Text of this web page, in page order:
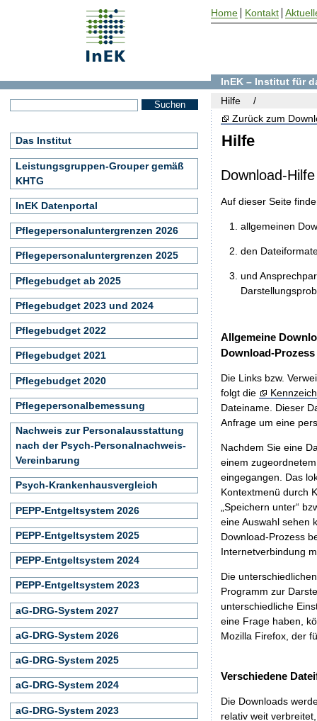
Hilfe
Zurück zum
Download-Hilfe
Auf dieser Seite
allgemeinen
den
und
Allgemeine
Download-Prozess
Die Links bzw.
folgt die
Dateiname. Dieser
Anfrage um eine
Nachdem Sie eine
einem
eingegangen. Das
Kontextmenü durch
„Speichern unter“
eine Auswahl sehen
Download-Prozess
Internetverbindung
Die
Programm zur
unterschiedliche
eine Frage haben,
Mozilla Firefox, der
Verschiedene
Die Downloads
relativ weit
InEK – Institut für
Hilfe
Das Institut
Leistungsgruppen-Grouper gemäß
KHTG
InEK Datenportal
Pflegepersonaluntergrenzen 2026
Pflegepersonaluntergrenzen 2025
Pflegebudget ab 2025
Pflegebudget 2023 und 2024
Pflegebudget 2022
Pflegebudget 2021
Pflegebudget 2020
Pflegepersonalbemessung
Nachweis zur Personalausstattung
nach der Psych-Personalnachweis-
Vereinbarung
Psych-Krankenhausvergleich
PEPP-Entgeltsystem 2026
PEPP-Entgeltsystem 2025
PEPP-Entgeltsystem 2024
PEPP-Entgeltsystem 2023
aG-DRG-System 2027
aG-DRG-System 2026
aG-DRG-System 2025
aG-DRG-System 2024
aG-DRG-System 2023
Home Kontakt